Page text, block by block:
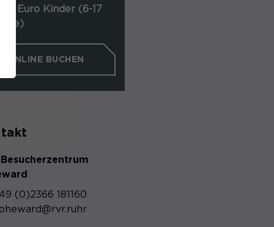
Euro Kinder (6-17
ONLINE BUCHEN
Besucherzentrum
(0)2366 181160